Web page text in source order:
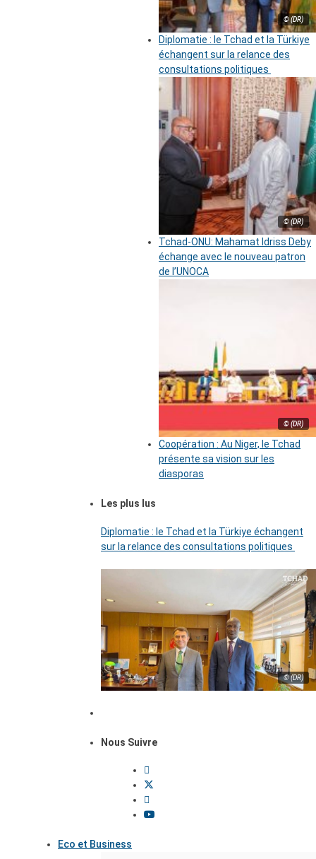
© (DR)
Diplomatie : le Tchad et la Türkiye
échangent sur la relance des
consultations politiques
© (DR)
Tchad-ONU: Mahamat Idriss Deby
échange avec le nouveau patron
de l’UNOCA
© (DR)
Coopération : Au Niger, le Tchad
présente sa vision sur les
diasporas
Les plus lus
Diplomatie : le Tchad et la Türkiye échangent
sur la relance des consultations politiques
© (DR)
Nous Suivre
Eco et Business